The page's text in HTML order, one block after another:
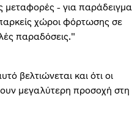
μεταφορές - για παράδειγμα
χώροι φόρτωσης σε
παραδόσεις."
βελτιώνεται και ότι οι
μεγαλύτερη προσοχή στη